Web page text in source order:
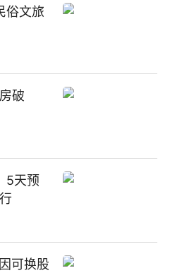
俗文旅
破
5天预
可换股